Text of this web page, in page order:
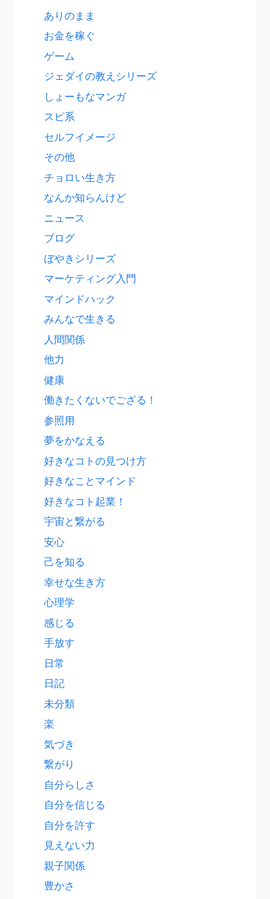
ありのまま
お金を稼ぐ
ゲーム
ジェダイの教えシリーズ
しょーもなマンガ
スピ系
セルフイメージ
その他
チョロい生き方
なんか知らんけど
ニュース
ブログ
ぼやきシリーズ
マーケティング入門
マインドハック
みんなで生きる
人間関係
他力
健康
働きたくないでござる！
参照用
夢をかなえる
好きなコトの見つけ方
好きなことマインド
好きなコト起業！
宇宙と繋がる
安心
己を知る
幸せな生き方
心理学
感じる
手放す
日常
日記
未分類
楽
気づき
繋がり
自分らしさ
自分を信じる
自分を許す
見えない力
親子関係
豊かさ